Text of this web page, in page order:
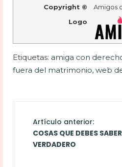
Copyright ©
Amigos
Logo
Etiquetas: amiga con
fuera del matrimonio, web
Artículo anterior:
COSAS QUE DEBES
VERDADERO